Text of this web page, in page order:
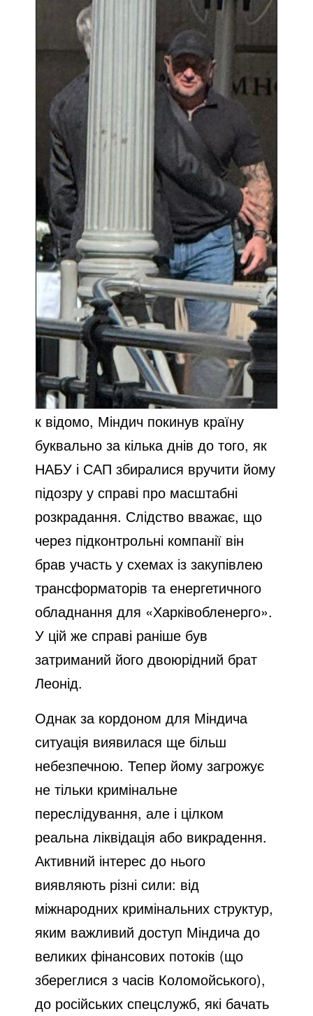
к відомо, Міндич покинув країну
буквально за кілька днів до того, як
НАБУ і САП збиралися вручити йому
підозру у справі про масштабні
розкрадання. Слідство вважає, що
через підконтрольні компанії він
брав участь у схемах із закупівлею
трансформаторів та енергетичного
обладнання для «Харківобленерго».
У цій же справі раніше був
затриманий його двоюрідний брат
Леонід.
Однак за кордоном для Міндича
ситуація виявилася ще більш
небезпечною. Тепер йому загрожує
не тільки кримінальне
переслідування, але і цілком
реальна ліквідація або викрадення.
Активний інтерес до нього
виявляють різні сили: від
міжнародних кримінальних структур,
яким важливий доступ Міндича до
великих фінансових потоків (що
збереглися з часів Коломойського),
до російських спецслужб, які бачать